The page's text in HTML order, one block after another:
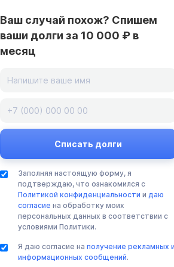
Ваш случай похож? Спишем
ваши долги за 10 000 ₽ в
месяц
Заполняя настоящую форму, я
подтверждаю, что ознакомился с
Политикой конфиденциальности и даю
согласие на обработку моих
персональных данных в соответствии с
условиями Политики.
Я даю согласие на получение рекламных
информационных сообщений.